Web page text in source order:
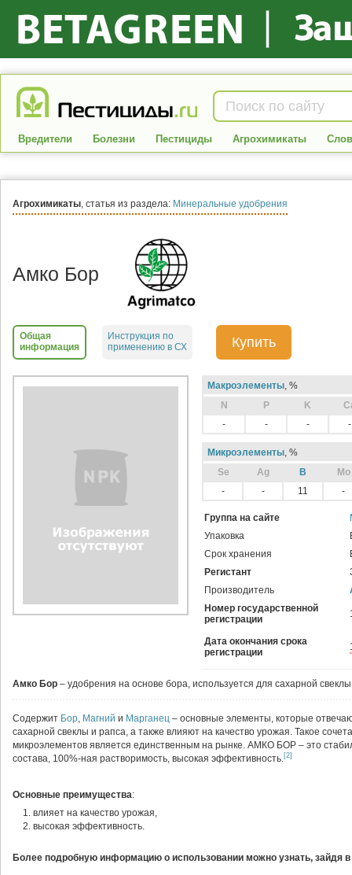
Вредители Болезни Пестициды Агрохимикаты
Агрохимикаты, статья из раздела: Минеральные удобрения
Амко Бор
Общая
информация
Инструкция по
применению в СХ
Купить
Макроэлементы, %
N
P K
-
- - -
Микроэлементы, %
Sе
Ag B
Mo
-
- 11 -
Группа на сайте
Упаковка
Срок хранения
Регистант
Производитель
Номер государственной
регистрации
Дата окончания срока
регистрации
Амко Бор – удобрения на основе бора, используется для сахарной
Cодержит Бор, Магний и Марганец – основные элементы, которые
сахарной свеклы и рапса, а также влияют на качество урожая. Такое
микроэлементов является единственным на рынке. АМКО БОР – это
состава, 100%-ная растворимость, высокая эффективность.[2]
Основные преимущества:
влияет на качество урожая,
высокая эффективность.
Более подробную информацию о использовании можно узнать, зайдя в